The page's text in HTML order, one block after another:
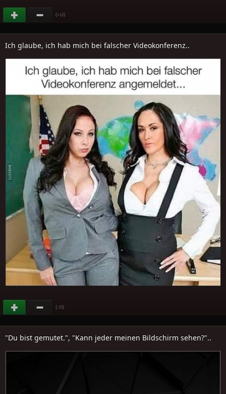
(+12)
Ich glaube, ich hab mich bei falscher Videokonferenz..
(-15)
"Du bist gemutet.", "Kann jeder meinen Bildschirm sehen?"..